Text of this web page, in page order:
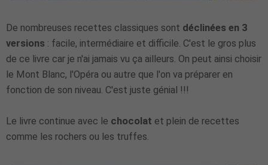
De nombreuses recettes classiques sont déclinées en 3
versions : facile, intermédiaire et difficile. C'est le gros plus
de ce livre car je n'ai jamais vu ça ailleurs. On peut ainsi choisir
le Mont Blanc, l'Opéra ou autre que l'on va préparer en
fonction de son niveau. C'est juste génial !!!
Le livre continue avec le chocolat et plein de recettes
comme les rochers ou les truffes.